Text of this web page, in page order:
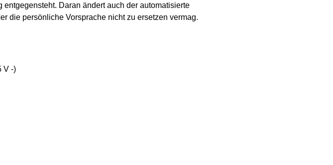
Daran ändert auch der automatisierte
die persönliche Vorsprache nicht zu ersetzen vermag.
V -)